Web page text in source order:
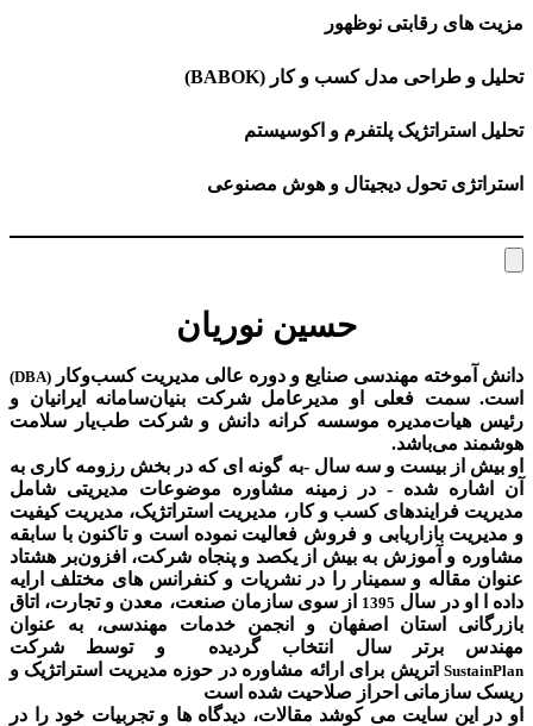
مزیت های رقابتی نوظهور
تحلیل و طراحی مدل کسب و کار (BABOK)
تحلیل استراتژیک پلتفرم و اکوسیستم
استراتژی تحول دیجیتال و هوش مصنوعی
حسین نوریان
دانش آموخته مهندسی صنایع و دوره عالی مدیریت کسب‌و‌کار (DBA)
است. سمت فعلی او مدیرعامل شرکت بنیان‌سامانه ایرانیان و
رئیس هیات‌مدیره موسسه کرانه دانش و شرکت طب‌یار سلامت
هوشمند می‌باشد.
او بیش از بیست و سه سال -به گونه ای که در بخش رزومه کاری به
آن اشاره شده - در زمینه مشاوره موضوعات مدیریتی شامل
مدیریت فرایندهای کسب و کار، مدیریت استراتژیک، مدیریت کیفیت
و مدیریت بازاریابی و فروش فعالیت نموده است و تاکنون با سابقه
مشاوره و آموزش به بیش از یکصد و پنجاه شرکت، افزون‌بر هشتاد
عنوان مقاله و سمینار را در نشریات و کنفرانس های مختلف ارایه
داده ا او در سال 1395 از سوی سازمان صنعت، معدن و تجارت، اتاق
بازرگانی استان اصفهان و انجمن خدمات مهندسی، به عنوان
مهندس برتر سال انتخاب گردیده و توسط شرکت
SustainPlan اتریش برای ارائه مشاوره در حوزه مدیریت استراتژیک و
ریسک سازمانی احراز صلاحیت شده است
او در این سایت می کوشد مقالات، دیدگاه ها و تجربیات خود را در